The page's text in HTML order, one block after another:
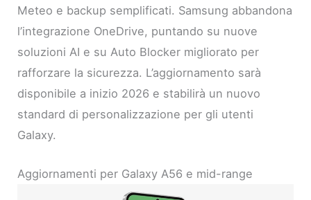
Meteo e backup semplificati. Samsung abbandona
l’integrazione OneDrive, puntando su nuove
soluzioni AI e su Auto Blocker migliorato per
rafforzare la sicurezza. L’aggiornamento sarà
disponibile a inizio 2026 e stabilirà un nuovo
standard di personalizzazione per gli utenti
Galaxy.
Aggiornamenti per Galaxy A56 e mid-range